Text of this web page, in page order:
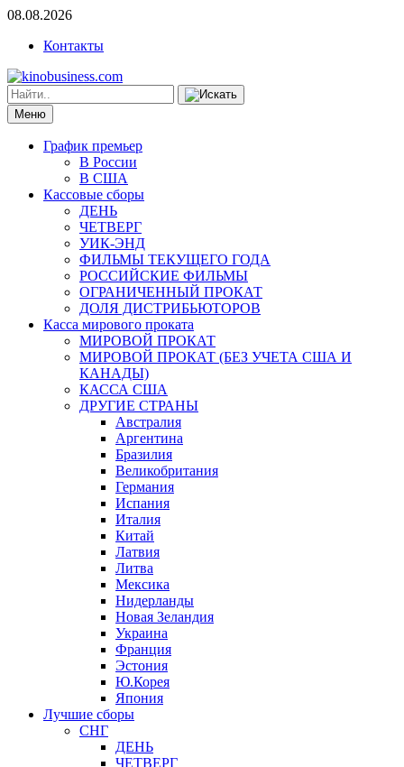
08.08.2026
Контакты
Меню
График премьер
В России
В США
Кассовые сборы
ДЕНЬ
ЧЕТВЕРГ
УИК-ЭНД
ФИЛЬМЫ ТЕКУЩЕГО ГОДА
РОССИЙСКИЕ ФИЛЬМЫ
ОГРАНИЧЕННЫЙ ПРОКАТ
ДОЛЯ ДИСТРИБЬЮТОРОВ
Касса мирового проката
МИРОВОЙ ПРОКАТ
МИРОВОЙ ПРОКАТ (БЕЗ УЧЕТА США И
КАНАДЫ)
КАССА США
ДРУГИЕ СТРАНЫ
Австралия
Аргентина
Бразилия
Великобритания
Германия
Испания
Италия
Китай
Латвия
Литва
Мексика
Нидерланды
Новая Зеландия
Украина
Франция
Эстония
Ю.Корея
Япония
Лучшие сборы
СНГ
ДЕНЬ
ЧЕТВЕРГ